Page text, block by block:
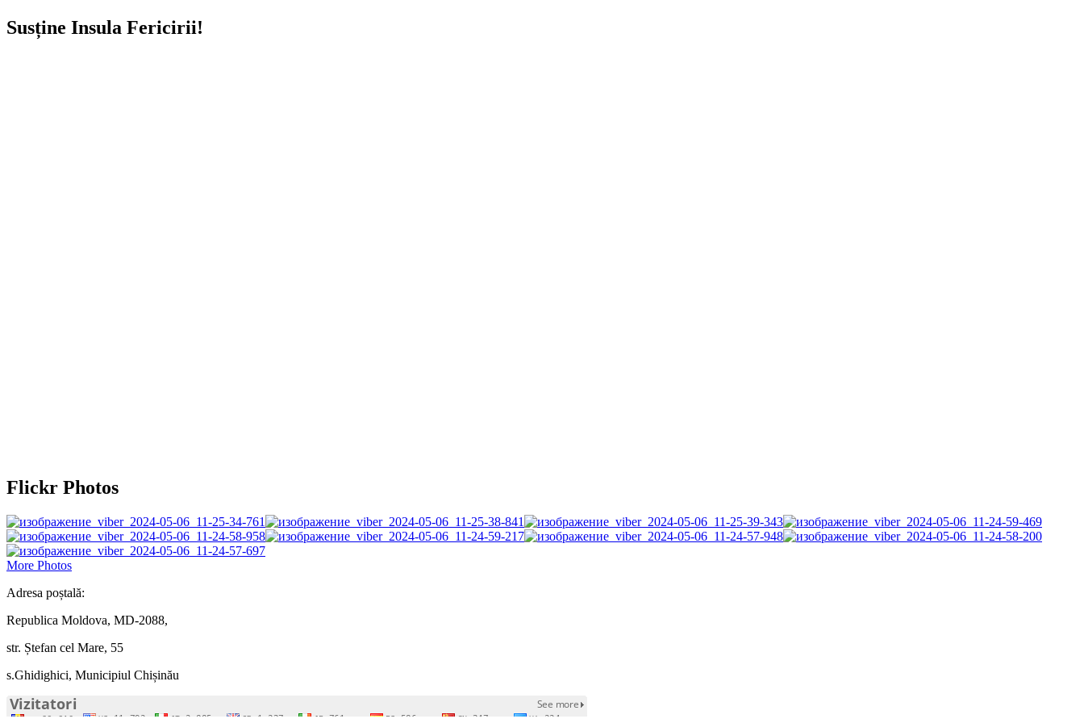
Susține Insula Fericirii!
Flickr Photos
More Photos
Adresa poștală:
Republica Moldova, MD-2088,
str. Ștefan cel Mare, 55
s.Ghidighici, Municipiul Chișinău